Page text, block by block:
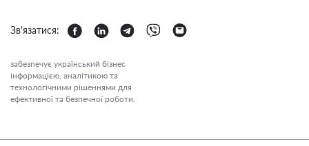
Зв'язатися:
забезпечує український бізнес
інформацією, аналітикою та
технологічними рішеннями для
ефективної та безпечної роботи.